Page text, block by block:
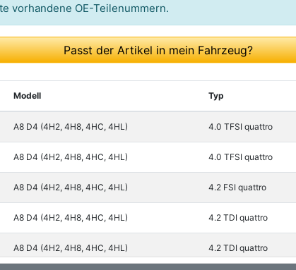
vorhandene OE-Teilenummern.
Passt der Artikel in mein Fahrzeug?
Modell Typ
A8 D4 (4H2, 4H8, 4HC, 4HL) 4.0 TFSI quattro
A8 D4 (4H2, 4H8, 4HC, 4HL) 4.0 TFSI quattro
A8 D4 (4H2, 4H8, 4HC, 4HL) 4.2 FSI quattro
A8 D4 (4H2, 4H8, 4HC, 4HL) 4.2 TDI quattro
A8 D4 (4H2, 4H8, 4HC, 4HL) 4.2 TDI quattro